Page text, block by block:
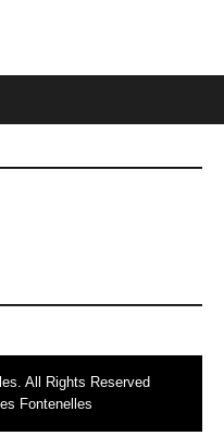
All Rights Reserved
Fontenelles